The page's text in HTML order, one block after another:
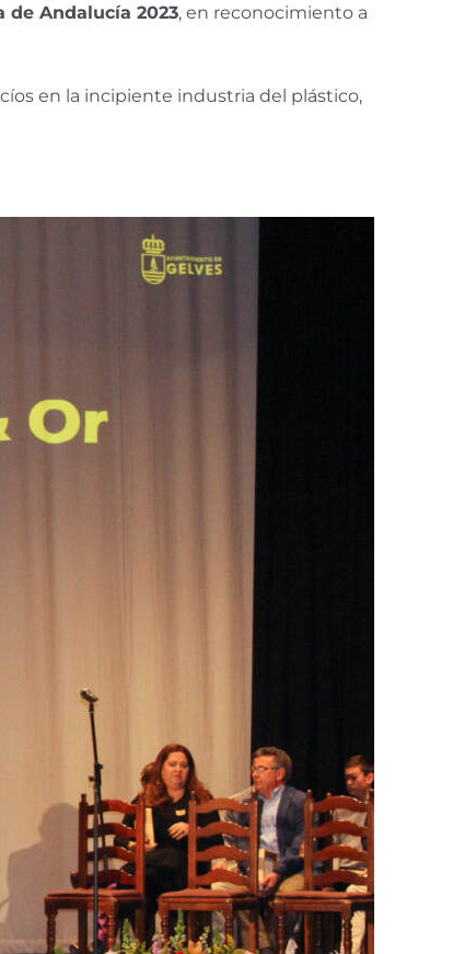
de Andalucía 2023, en reconocimiento a
en la incipiente industria del plástico,